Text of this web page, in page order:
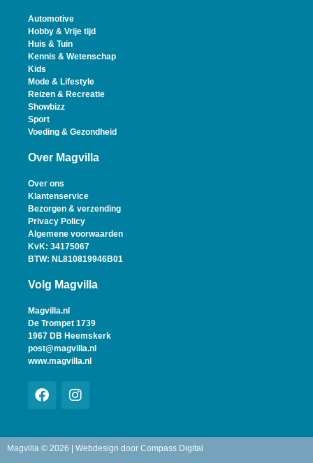
Automotive
Hobby & Vrije tijd
Huis & Tuin
Kennis & Wetenschap
Kids
Mode & Lifestyle
Reizen & Recreatie
Showbizz
Sport
Voeding & Gezondheid
Over Magvilla
Over ons
Klantenservice
Bezorgen & verzending
Privacy Policy
Algemene voorwaarden
KvK: 34175067
BTW: NL810819946B01
Volg Magvilla
Magvilla.nl
De Trompet 1739
1967 DB Heemskerk
post@magvilla.nl
www.magvilla.nl
Magvilla © 2026 | Webdesign door Compass Digital